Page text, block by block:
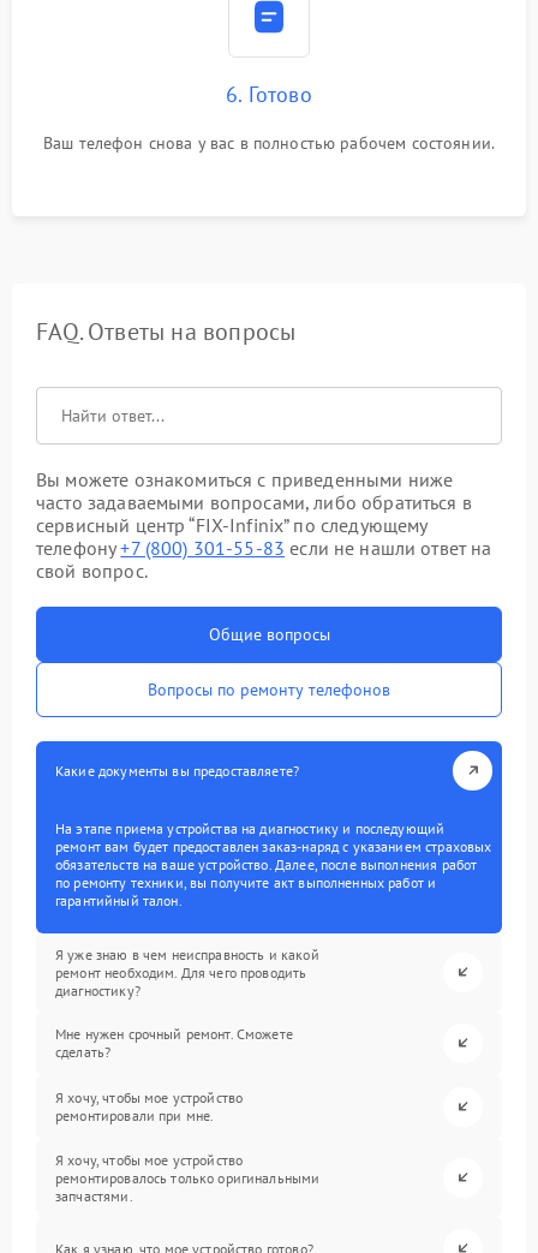
6. Готово
Ваш телефон снова у вас в полностью рабочем состоянии.
FAQ. Ответы на вопросы
Вы можете ознакомиться с приведенными ниже
часто задаваемыми вопросами, либо обратиться в
сервисный центр “FIX-Infinix” по следующему
телефону+7 (800) 301-55-83 если не нашли ответ на
свой вопрос.
Общие вопросы
Вопросы по ремонту телефонов
Какие документы вы предоставляете?
На этапе приема устройства на диагностику и последующий
ремонт вам будет предоставлен заказ-наряд с указанием страховых
обязательств на ваше устройство. Далее, после выполнения работ
по ремонту техники, вы получите акт выполненных работ и
гарантийный талон.
Я уже знаю в чем неисправность и какой
ремонт необходим. Для чего проводить
диагностику?
Мне нужен срочный ремонт. Сможете
сделать?
Я хочу, чтобы мое устройство
ремонтировали при мне.
Я хочу, чтобы мое устройство
ремонтировалось только оригинальными
запчастями.
Как я узнаю, что мое устройство готово?